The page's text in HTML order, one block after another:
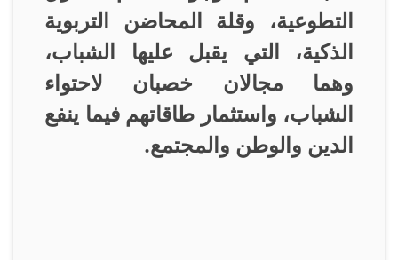
التطوعية، وقلة المحاضن التربوية
الذكية، التي يقبل عليها الشباب،
وهما مجالان خصبان لاحتواء
الشباب، واستثمار طاقاتهم فيما ينفع
الدين والوطن والمجتمع.